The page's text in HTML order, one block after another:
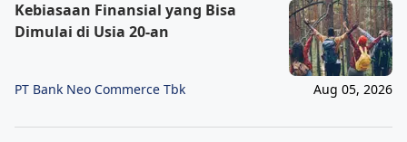
Kebiasaan Finansial yang Bisa
Dimulai di Usia 20-an
PT Bank Neo Commerce Tbk Aug 05, 2026